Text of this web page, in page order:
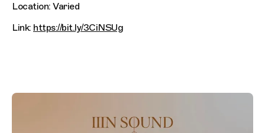
Location: Varied
Link: https://bit.ly/3CiNSUg